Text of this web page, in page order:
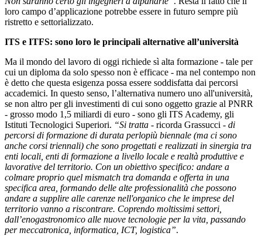
loro campo d’applicazione potrebbe essere in futuro sempre più
ristretto e settorializzato.
ITS e ITFS: sono loro le principali alternative all’università
Ma il mondo del lavoro di oggi richiede sì alta formazione - tale per
cui un diploma da solo spesso non è efficace - ma nel contempo non
è detto che questa esigenza possa essere soddisfatta dai percorsi
accademici. In questo senso, l’alternativa numero uno all'università,
se non altro per gli investimenti di cui sono oggetto grazie al PNRR
- grosso modo 1,5 miliardi di euro - sono gli ITS Academy, gli
Istituti Tecnologici Superiori. “Si tratta - ricorda Grassucci - di
percorsi di formazione di durata perlopiù biennale (ma ci sono
anche corsi triennali) che sono progettati e realizzati in sinergia tra
enti locali, enti di formazione a livello locale e realtà produttive e
lavorative del territorio. Con un obiettivo specifico: andare a
colmare proprio quel mismatch tra domanda e offerta in una
specifica area, formando delle alte professionalità che possono
andare a supplire alle carenze nell'organico che le imprese del
territorio vanno a riscontrare. Coprendo moltissimi settori,
dall’enogastronomico alle nuove tecnologie per la vita, passando
per meccatronica, informatica, ICT, logistica”.